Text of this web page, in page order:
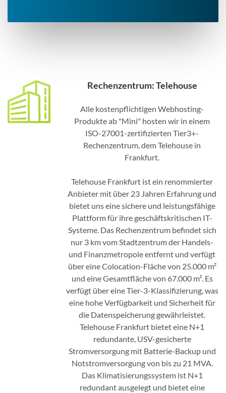
Rechenzentrum: Telehouse
Alle kostenpflichtigen Webhosting-
Produkte ab "Mini" hosten wir in einem
ISO-27001-zertifizierten Tier3+-
Rechenzentrum, dem Telehouse in
Frankfurt.
Telehouse Frankfurt ist ein renommierter
Anbieter mit über 23 Jahren Erfahrung und
bietet uns eine sichere und leistungsfähige
Plattform für ihre geschäftskritischen IT-
Systeme. Das Rechenzentrum befindet sich
nur 3 km vom Stadtzentrum der Handels-
und Finanzmetropole entfernt und verfügt
über eine Colocation-Fläche von 25.000 m²
und eine Gesamtfläche von 67.000 m². Es
verfügt über eine Tier-3-Klassifizierung, was
eine hohe Verfügbarkeit und Sicherheit für
die Datenspeicherung gewährleistet.
Telehouse Frankfurt bietet eine N+1
redundante, USV-gesicherte
Stromversorgung mit Batterie-Backup und
Notstromversorgung von bis zu 21 MVA.
Das Klimatisierungssystem ist N+1
redundant ausgelegt und bietet eine